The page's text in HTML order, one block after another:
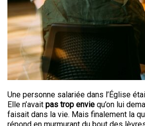
Une personne salariée dans l’Église
Elle n’avait pas trop envie qu’on lui
faisait dans la vie. Mais finalement la